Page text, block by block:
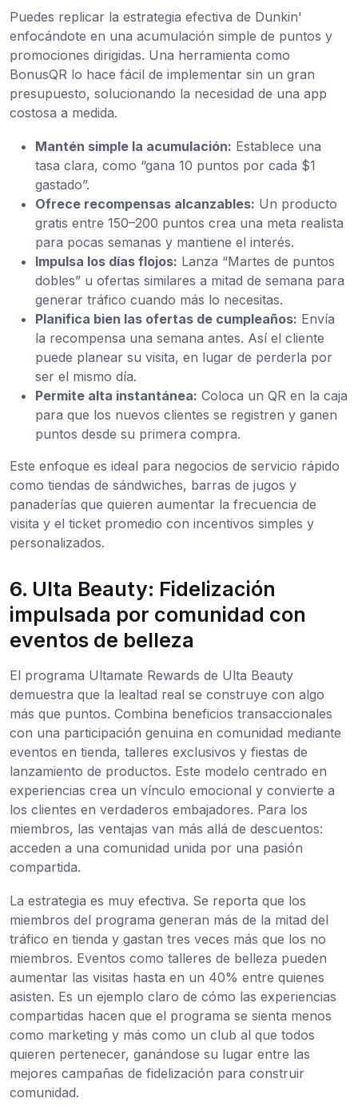
Puedes replicar la estrategia efectiva de Dunkin'
enfocándote en una acumulación simple de puntos y
promociones dirigidas. Una herramienta como
BonusQR lo hace fácil de implementar sin un gran
presupuesto, solucionando la necesidad de una app
costosa a medida.
Mantén simple la acumulación: Establece una
tasa clara, como “gana 10 puntos por cada $1
gastado”.
Ofrece recompensas alcanzables: Un producto
gratis entre 150–200 puntos crea una meta realista
para pocas semanas y mantiene el interés.
Impulsa los días flojos: Lanza “Martes de puntos
dobles” u ofertas similares a mitad de semana para
generar tráfico cuando más lo necesitas.
Planifica bien las ofertas de cumpleaños: Envía
la recompensa una semana antes. Así el cliente
puede planear su visita, en lugar de perderla por
ser el mismo día.
Permite alta instantánea: Coloca un QR en la caja
para que los nuevos clientes se registren y ganen
puntos desde su primera compra.
Este enfoque es ideal para negocios de servicio rápido
como tiendas de sándwiches, barras de jugos y
panaderías que quieren aumentar la frecuencia de
visita y el ticket promedio con incentivos simples y
personalizados.
6. Ulta Beauty: Fidelización
impulsada por comunidad con
eventos de belleza
El programa Ultamate Rewards de Ulta Beauty
demuestra que la lealtad real se construye con algo
más que puntos. Combina beneficios transaccionales
con una participación genuina en comunidad mediante
eventos en tienda, talleres exclusivos y fiestas de
lanzamiento de productos. Este modelo centrado en
experiencias crea un vínculo emocional y convierte a
los clientes en verdaderos embajadores. Para los
miembros, las ventajas van más allá de descuentos:
acceden a una comunidad unida por una pasión
compartida.
La estrategia es muy efectiva. Se reporta que los
miembros del programa generan más de la mitad del
tráfico en tienda y gastan tres veces más que los no
miembros. Eventos como talleres de belleza pueden
aumentar las visitas hasta en un 40% entre quienes
asisten. Es un ejemplo claro de cómo las experiencias
compartidas hacen que el programa se sienta menos
como marketing y más como un club al que todos
quieren pertenecer, ganándose su lugar entre las
mejores campañas de fidelización para construir
comunidad.